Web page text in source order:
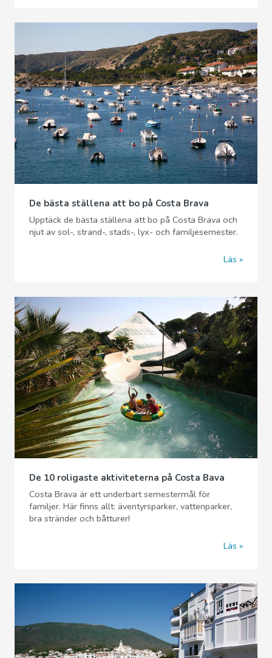
De bästa ställena att bo på Costa Brava
Upptäck de bästa ställena att bo på Costa Brava och
njut av sol-, strand-, stads-, lyx- och familjesemester.
Läs
De 10 roligaste aktiviteterna på Costa Bava
Costa Brava är ett underbart semestermål för
familjer. Här finns allt: äventyrsparker, vattenparker,
bra stränder och båtturer!
Läs